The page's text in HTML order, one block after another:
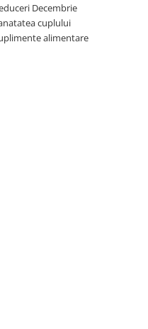
alimentare copii
Decembrie
cuplului
alimentare